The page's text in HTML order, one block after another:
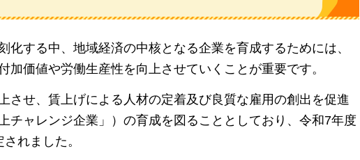
する中、地域経済の中核となる企業を育成するためには、
価値や労働生産性を向上させていくことが重要です。
させ、賃上げによる人材の定着及び良質な雇用の創出を促進
チャレンジ企業」）の育成を図ることとしており、令和7年度
れました。